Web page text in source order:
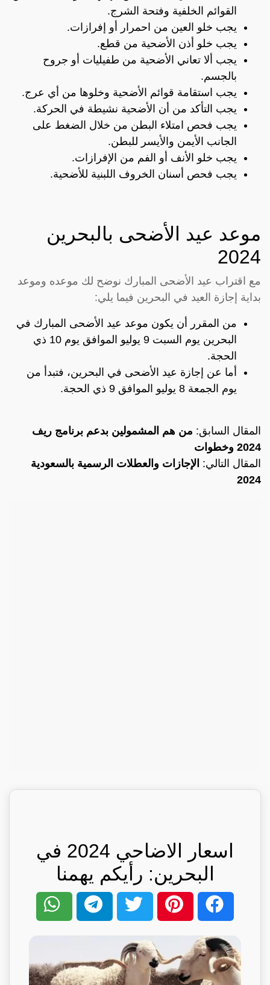
القوائم الخلفية وفتحة الشرج.
يجب خلو العين من احمرار أو إفرازات.
يجب خلو أذن الأضحية من قطع.
يجب ألا تعاني الأضحية من طفيليات أو جروح
بالجسم.
يجب استقامة قوائم الأضحية وخلوها من أي عرج.
يجب التأكد من أن الأضحية نشيطة في الحركة.
يجب فحص امتلاء البطن من خلال الضغط على
الجانب الأيمن والأيسر للبطن.
يجب خلو الأنف أو الفم من الإفرازات.
يجب فحص أسنان الخروف اللبنية للأضحية.
موعد عيد الأضحى بالبحرين
2024
مع اقتراب عيد الأضحى المبارك نوضح لك موعده وموعد
بداية إجازة العيد في البحرين فيما يلي:
من المقرر أن يكون موعد عيد الأضحى المبارك في
البحرين يوم السبت 9 يوليو الموافق يوم 10 ذي
الحجة.
أما عن إجازة عيد الأضحى في البحرين، فتبدأ من
يوم الجمعة 8 يوليو الموافق 9 ذي الحجة.
المقال السابق: من هم المشمولين بدعم برنامج ريف
2024 وخطوات
المقال التالي: الإجازات والعطلات الرسمية بالسعودية
2024
اسعار الاضاحي 2024 في
البحرين: رأيكم يهمنا